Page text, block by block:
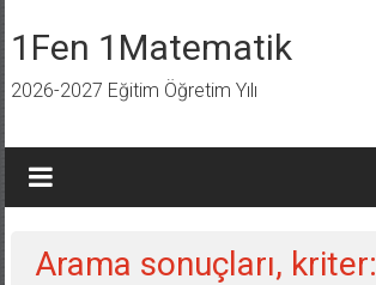
geç
1Fen 1Matematik
2026-2027 Eğitim Öğretim Yılı
Arama sonuçları, kriter: